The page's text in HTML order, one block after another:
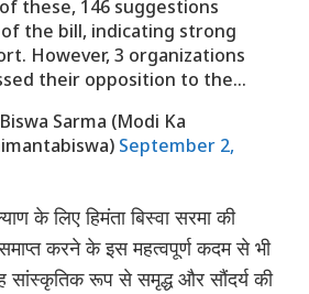
these, 146 suggestions
the bill, indicating strong
However, 3 organizations
their opposition to the…
Sarma (Modi Ka
September 2,
के लिए हिमंता बिस्वा सरमा की
समाप्त करने के इस महत्वपूर्ण कदम से भी
रूप से समृद्ध और सौंदर्य की